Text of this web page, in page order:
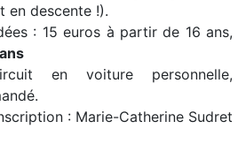
en descente !).
: 15 euros à partir de 16 ans,
en voiture personnelle,
: Marie-Catherine Sudret